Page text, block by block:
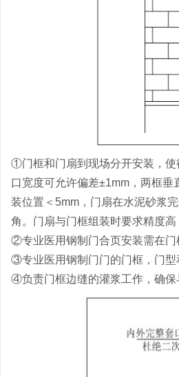
①门框和门扇到现场分开安装，使
口宽度可允许偏差±1mm，两框
装位置＜5mm，门扇在水泥砂浆
角。门扇与门框组装时要求精度高
②专业医用钢制门合页安装需在
③专业医用钢制门门的门框，门
④负责门框边缝的灌浆工作，确保